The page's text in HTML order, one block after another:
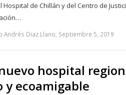
Hospital de Chillán y del Centro de
Andrés Diaz Llano, Septiembre 5, 2019
hospital
y ecoamigable